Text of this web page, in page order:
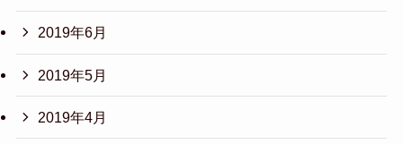
2019年6月
2019年5月
2019年4月